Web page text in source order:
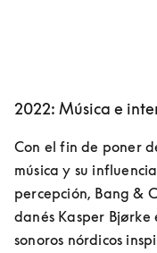
2022: Música e
Con el fin de poner
música y su
percepción, Bang &
danés Kasper
sonoros nórdicos